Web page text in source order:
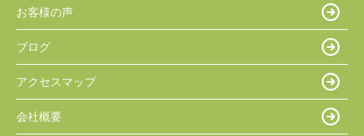
お客様の声
ブログ
アクセスマップ
会社概要